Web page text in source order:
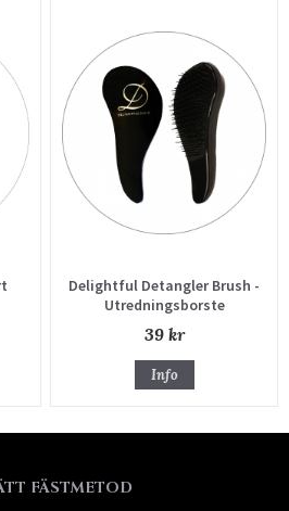
Delightful Detangler Brush -
Utredningsborste
39 kr
Info
FÄSTMETOD